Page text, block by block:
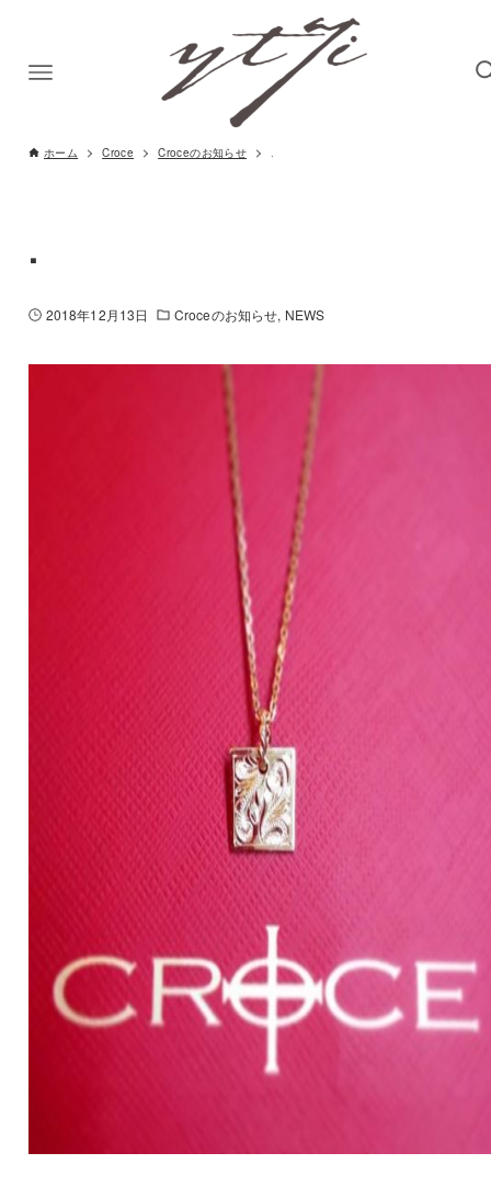
ホーム Croce Croceのお知らせ .
.
2018年12月13日 Croceのお知らせ NEWS